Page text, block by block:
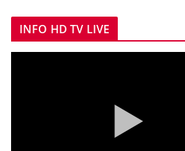
INFO HD TV LIVE